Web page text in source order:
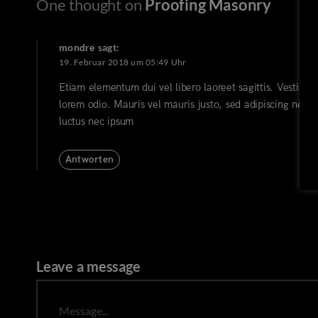
One thought on Proofing Masonry
mondre sagt:
19. Februar 2018 um 05:49 Uhr
Etiam elementum dui vel libero laoreet sagittis.
lorem odio. Mauris vel mauris justo, sed adipiscing
luctus nec ipsum
Antworten
Leave a message